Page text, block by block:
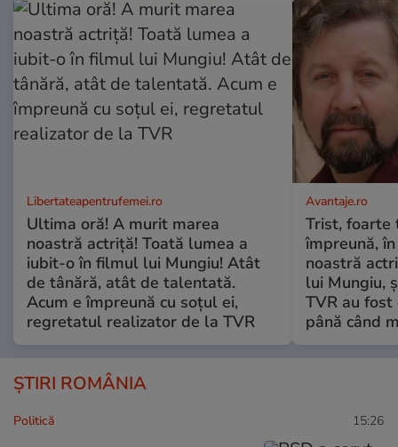
Libertateapentrufemei.ro
Ultima oră! A murit marea
noastră actriță! Toată lumea a
iubit-o în filmul lui Mungiu! Atât
de tânără, atât de talentată.
Acum e împreună cu soțul ei,
regretatul realizator de la TVR
Avantaje.ro
Trist, foarte
împreună,
noastră
lui Mungiu,
TVR au
până când
ȘTIRI ROMÂNIA
Politică 15:26